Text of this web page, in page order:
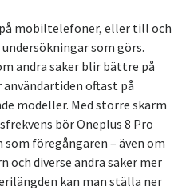
mobiltelefoner, eller till och
som görs.
andra saker blir bättre på
oftast på
modeller. Med större skärm
bör Oneplus 8 Pro
föregångaren – även om
diverse andra saker mer
kan man ställa ner